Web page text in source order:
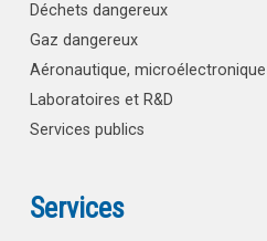
Déchets dangereux
Gaz dangereux
Aéronautique, microélectronique
Laboratoires et R&D
Services publics
Services